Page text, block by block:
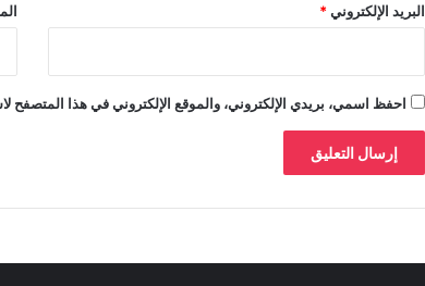
البريد الإلكتروني*
احفظ اسمي، بريدي الإلكتروني، والموقع الإلكتروني في هذا المتصفح